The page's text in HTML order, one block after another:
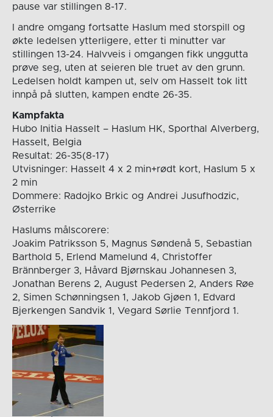
pause var stillingen 8-17.
I andre omgang fortsatte Haslum med storspill og
økte ledelsen ytterligere, etter ti minutter var
stillingen 13-24. Halvveis i omgangen fikk unggutta
prøve seg, uten at seieren ble truet av den grunn.
Ledelsen holdt kampen ut, selv om Hasselt tok litt
innpå på slutten, kampen endte 26-35.
Kampfakta
Hubo Initia Hasselt – Haslum HK, Sporthal Alverberg,
Hasselt, Belgia
Resultat: 26-35(8-17)
Utvisninger: Hasselt 4 x 2 min+rødt kort, Haslum 5 x
2 min
Dommere: Radojko Brkic og Andrei Jusufhodzic,
Østerrike
Haslums målscorere:
Joakim Patriksson 5, Magnus Søndenå 5, Sebastian
Barthold 5, Erlend Mamelund 4, Christoffer
Brännberger 3, Håvard Bjørnskau Johannesen 3,
Jonathan Berens 2, August Pedersen 2, Anders Røe
2, Simen Schønningsen 1, Jakob Gjøen 1, Edvard
Bjerkengen Sandvik 1, Vegard Sørlie Tennfjord 1.